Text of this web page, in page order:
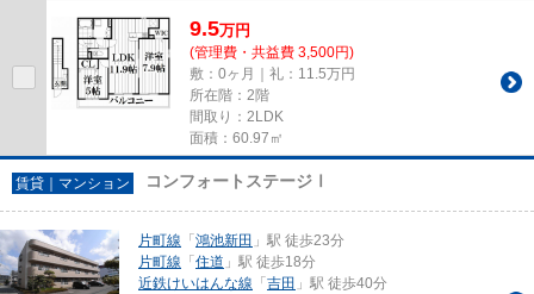
9.5万円
(管理費・共益費 3,500円)
敷：0ヶ月｜礼：11.5万円
所在階：2階
間取り：2LDK
面積：60.97㎡
賃貸｜マンション コンフォートステージⅠ
片町線 「 鴻池新田 」駅 徒歩23分
片町線 「 住道 」駅 徒歩18分
近鉄けいはんな線 「 吉田 」駅 徒歩40分